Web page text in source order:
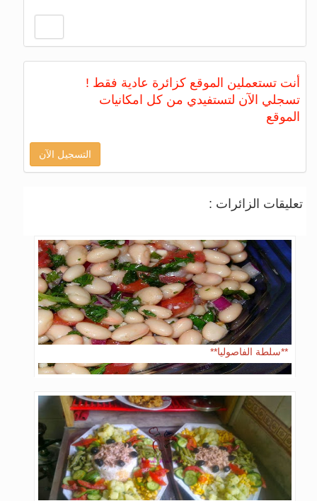
أنت تستعملين الموقع كزائرة عادية فقط !
تسجلي الآن لتستفيدي من كل امكانيات
الموقع
التسجيل الآن
تعليقات الزائرات :
**سلطة الفاصوليا**